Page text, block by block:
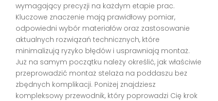
wymagający precyzji na każdym etapie prac.
Kluczowe znaczenie mają prawidłowy pomiar,
odpowiedni wybór materiałów oraz zastosowanie
aktualnych rozwiązań technicznych, które
minimalizują ryzyko błędów i usprawniają montaż.
Już na samym początku należy określić, jak właściwie
przeprowadzić montaż stelaża na poddaszu bez
zbędnych komplikacji. Poniżej znajdziesz
kompleksowy przewodnik, który poprowadzi Cię krok